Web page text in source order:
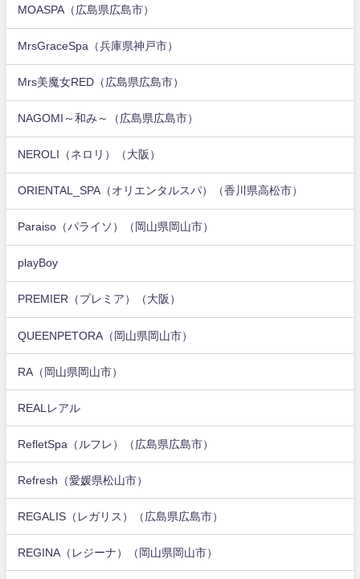
MOASPA（広島県広島市）
MrsGraceSpa（兵庫県神戸市）
Mrs美魔女RED（広島県広島市）
NAGOMI～和み～（広島県広島市）
NEROLI（ネロリ）（大阪）
ORIENTAL_SPA（オリエンタルスパ）（香川県高松市）
Paraiso（パライソ）（岡山県岡山市）
playBoy
PREMIER（プレミア）（大阪）
QUEENPETORA（岡山県岡山市）
RA（岡山県岡山市）
REALレアル
RefletSpa（ルフレ）（広島県広島市）
Refresh（愛媛県松山市）
REGALIS（レガリス）（広島県広島市）
REGINA（レジーナ）（岡山県岡山市）